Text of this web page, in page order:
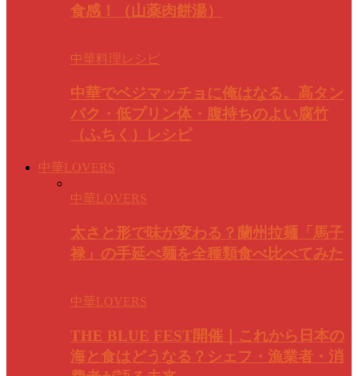
食感！（山薬肉餅湯）
中華料理レシピ
中華でベジマッチョに俺はなる。高タン
パク・低プリン体・腹持ちのよい腐竹
（ふちく）レシピ
中華LOVERS
中華LOVERS
太さと形で味が変わる？蘭州拉麺「馬子
禄」の手延べ麺を全種類食べ比べてみた
中華LOVERS
THE BLUE FEST開催｜これから日本の
海と食はどうなる？シェフ・漁業者・消